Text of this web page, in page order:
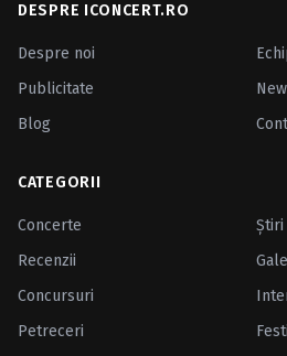
DESPRE ICONCERT.RO
Despre noi
Publicitate
Blog
CATEGORII
Concerte
Ştiri
Recenzii
Concursuri
Petreceri